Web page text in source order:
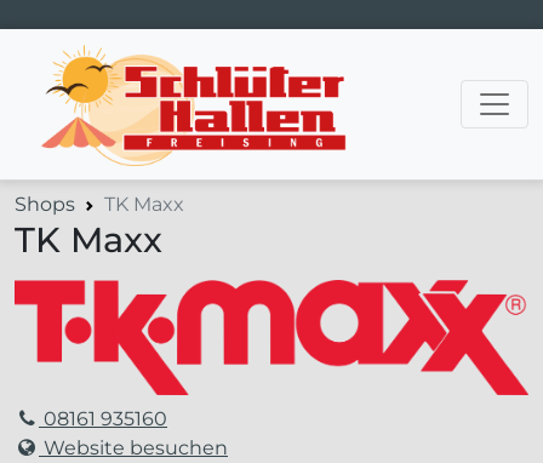
Hauptnavigation
Shops TK Maxx
TK Maxx
08161 935160
Website besuchen